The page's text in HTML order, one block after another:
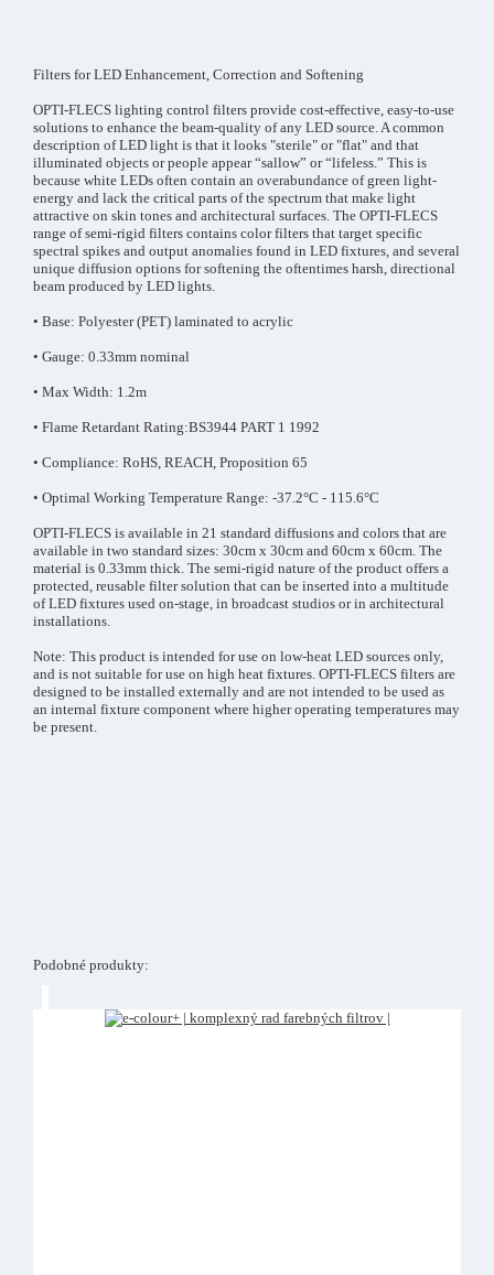
Filters for LED Enhancement, Correction and Softening
OPTI-FLECS lighting control filters provide cost-effective, easy-to-use
solutions to enhance the beam-quality of any LED source. A common
description of LED light is that it looks "sterile" or "flat" and that
illuminated objects or people appear “sallow” or “lifeless.” This is
because white LEDs often contain an overabundance of green light-
energy and lack the critical parts of the spectrum that make light
attractive on skin tones and architectural surfaces. The OPTI-FLECS
range of semi-rigid filters contains color filters that target specific
spectral spikes and output anomalies found in LED fixtures, and several
unique diffusion options for softening the oftentimes harsh, directional
beam produced by LED lights.
• Base: Polyester (PET) laminated to acrylic
• Gauge: 0.33mm nominal
• Max Width: 1.2m
• Flame Retardant Rating:BS3944 PART 1 1992
• Compliance: RoHS, REACH, Proposition 65
• Optimal Working Temperature Range: -37.2°C - 115.6°C
OPTI-FLECS is available in 21 standard diffusions and colors that are
available in two standard sizes: 30cm x 30cm and 60cm x 60cm. The
material is 0.33mm thick. The semi-rigid nature of the product offers a
protected, reusable filter solution that can be inserted into a multitude
of LED fixtures used on-stage, in broadcast studios or in architectural
installations.
Note: This product is intended for use on low-heat LED sources only,
and is not suitable for use on high heat fixtures. OPTI-FLECS filters are
designed to be installed externally and are not intended to be used as
an internal fixture component where higher operating temperatures may
be present.
Podobné produkty: